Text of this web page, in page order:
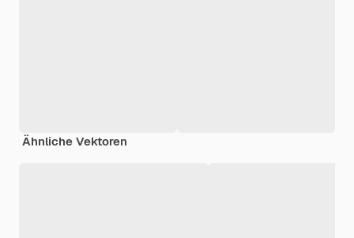
Ähnliche Vektoren